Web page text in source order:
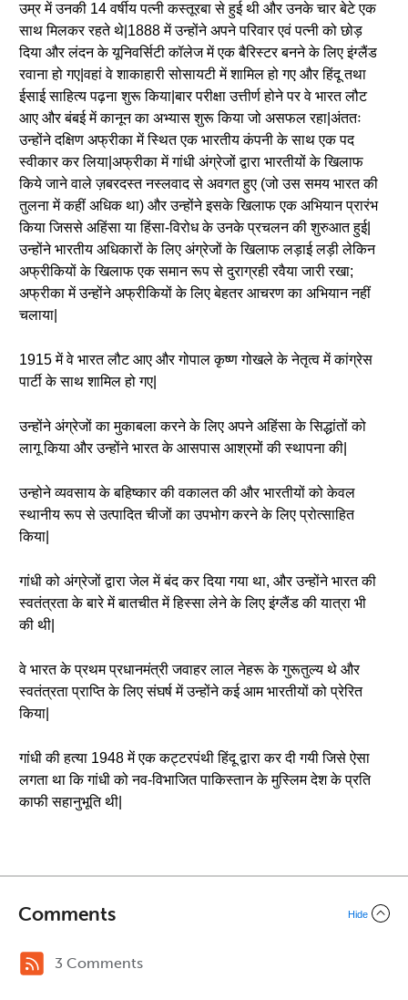
उम्र में उनकी 14 वर्षीय पत्नी कस्तूरबा से हुई थी और उनके चार बेटे एक
साथ मिलकर रहते थे|1888 में उन्होंने अपने परिवार एवं पत्नी को छोड़
दिया और लंदन के यूनिवर्सिटी कॉलेज में एक बैरिस्टर बनने के लिए इंग्लैंड
रवाना हो गए|वहां वे शाकाहारी सोसायटी में शामिल हो गए और हिंदू तथा
ईसाई साहित्य पढ़ना शुरू किया|बार परीक्षा उत्तीर्ण होने पर वे भारत लौट
आए और बंबई में कानून का अभ्यास शुरू किया जो असफल रहा|अंततः
उन्होंने दक्षिण अफ्रीका में स्थित एक भारतीय कंपनी के साथ एक पद
स्वीकार कर लिया|अफ्रीका में गांधी अंग्रेजों द्वारा भारतीयों के खिलाफ
किये जाने वाले ज़बरदस्त नस्लवाद से अवगत हुए (जो उस समय भारत की
तुलना में कहीं अधिक था) और उन्होंने इसके खिलाफ एक अभियान प्रारंभ
किया जिससे अहिंसा या हिंसा-विरोध के उनके प्रचलन की शुरुआत हुई|
उन्होंने भारतीय अधिकारों के लिए अंग्रेजों के खिलाफ लड़ाई लड़ी लेकिन
अफ्रीकियों के खिलाफ एक समान रूप से दुराग्रही रवैया जारी रखा;
अफ्रीका में उन्होंने अफ्रीकियों के लिए बेहतर आचरण का अभियान नहीं
चलाया|
1915 में वे भारत लौट आए और गोपाल कृष्ण गोखले के नेतृत्व में कांग्रेस
पार्टी के साथ शामिल हो गए|
उन्होंने अंग्रेजों का मुकाबला करने के लिए अपने अहिंसा के सिद्धांतों को
लागू किया और उन्होंने भारत के आसपास आश्रमों की स्थापना की|
उन्होने व्यवसाय के बहिष्कार की वकालत की और भारतीयों को केवल
स्थानीय रूप से उत्पादित चीजों का उपभोग करने के लिए प्रोत्साहित
किया|
गांधी को अंग्रेजों द्वारा जेल में बंद कर दिया गया था, और उन्होंने भारत की
स्वतंत्रता के बारे में बातचीत में हिस्सा लेने के लिए इंग्लैंड की यात्रा भी
की थी|
वे भारत के प्रथम प्रधानमंत्री जवाहर लाल नेहरू के गुरूतुल्य थे और
स्वतंत्रता प्राप्ति के लिए संघर्ष में उन्होंने कई आम भारतीयों को प्रेरित
किया|
गांधी की हत्या 1948 में एक कट्टरपंथी हिंदू द्वारा कर दी गयी जिसे ऐसा
लगता था कि गांधी को नव-विभाजित पाकिस्तान के मुस्लिम देश के प्रति
काफी सहानुभूति थी|
Comments Hide
3 Comments